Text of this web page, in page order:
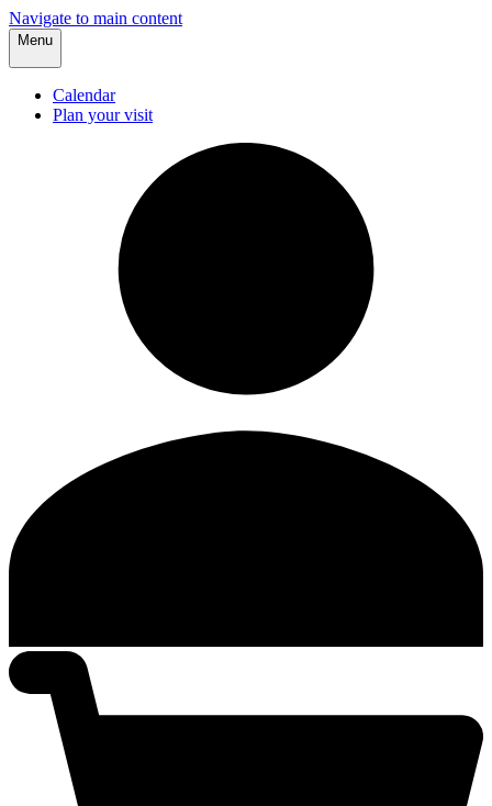
Navigate to main content
Menu
Calendar
Plan your visit